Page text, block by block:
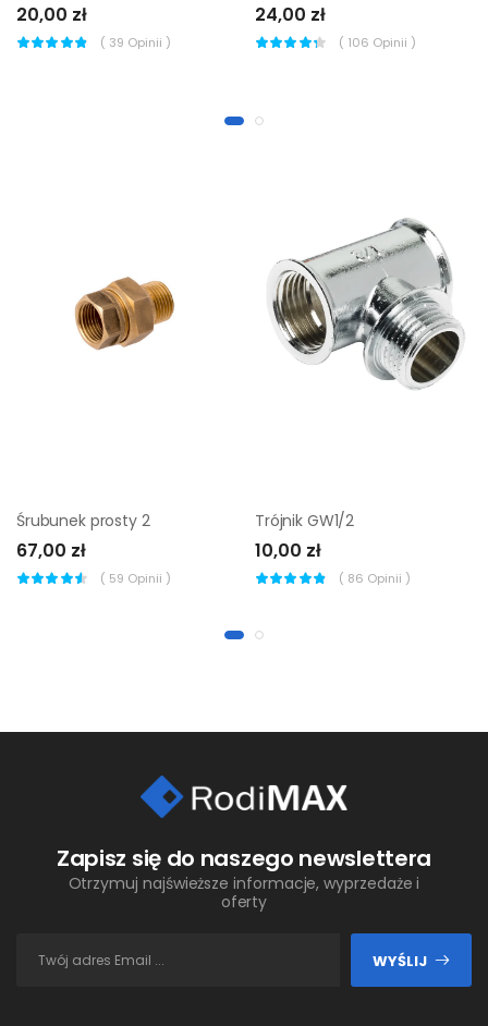
20,00 zł
( 39 Opinii )
24,00 zł
( 106 Opinii )
Śrubunek prosty 2
67,00 zł
( 59 Opinii )
Trójnik GW1/2
10,00 zł
( 86 Opinii )
Zapisz się do naszego newslettera
Otrzymuj najświeższe informacje, wyprzedaże i
oferty
WYŚLIJ